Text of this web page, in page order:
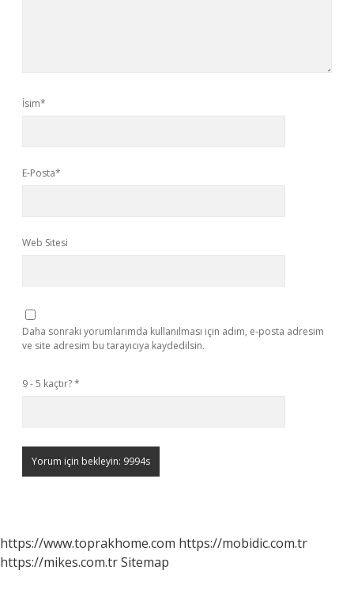
İsim*
E-Posta*
Web Sitesi
Daha sonraki yorumlarımda kullanılması için adım, e-posta adresim
ve site adresim bu tarayıcıya kaydedilsin.
9 - 5 kaçtır?*
https://www.toprakhome.com https://mobidic.com.tr
https://mikes.com.trSitemap